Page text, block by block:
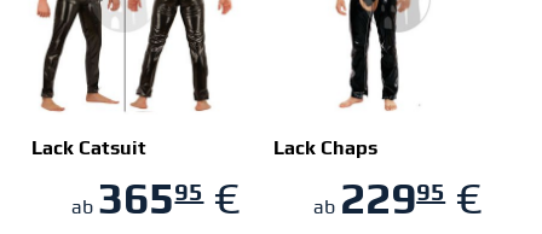
Lack Catsuit
ab 36595€
ZUM SHOP
Lack Chaps
ab 22995€
ZUM SHOP